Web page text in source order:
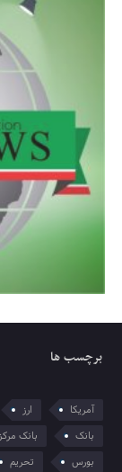
برچسب ها
آمریکا ارز
بانک
بانک
بورس
تحریم